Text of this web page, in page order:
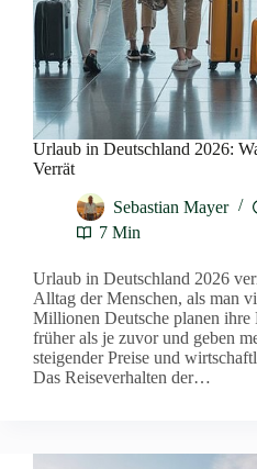
Urlaub in Deutschland 2026:
Verrät
Sebastian Mayer
7 Min
Urlaub in Deutschland 2026
Alltag der Menschen, als man
Millionen Deutsche planen ihre
früher als je zuvor und geben
steigender Preise und
Das Reiseverhalten der…